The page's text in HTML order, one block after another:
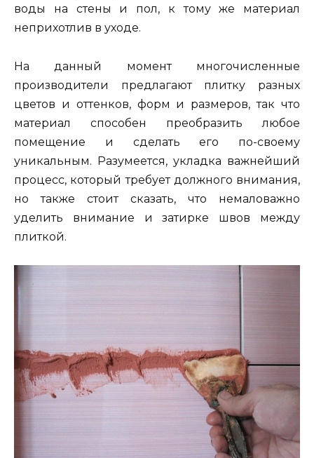
воды на стены и пол, к тому же материал
неприхотлив в уходе.
На данный момент многочисленные
производители предлагают плитку разных
цветов и оттенков, форм и размеров, так что
материал способен преобразить любое
помещение и сделать его по-своему
уникальным. Разумеется, укладка важнейший
процесс, который требует должного внимания,
но также стоит сказать, что немаловажно
уделить внимание и затирке швов между
плиткой.